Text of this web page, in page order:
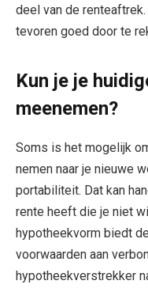
deel van de
tevoren goed door te
Kun je je
meenemen?
Soms is het mogelijk
nemen naar je nieuwe
portabiliteit. Dat kan
rente heeft die je niet
hypotheekvorm biedt
voorwaarden aan
hypotheekverstrekker